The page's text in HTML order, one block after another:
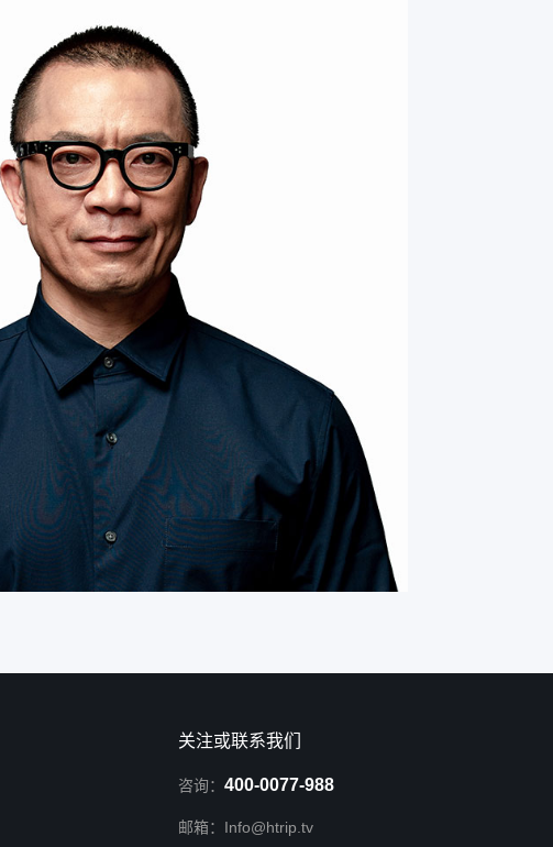
关注或联系我们
咨询：400-0077-988
邮箱：Info@htrip.tv